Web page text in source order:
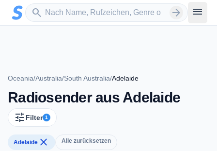
Zum Hauptinhalt springen
search
Sender suchen arrow_forward menu
Oceania/Australia/South Australia/Adelaide
Radiosender aus Adelaide
tune Filter 1
Adelaide close Alle zurücksetzen